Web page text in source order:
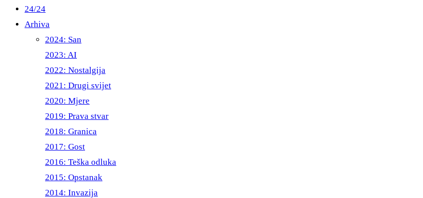
24/24
Arhiva
2024: San
2023: AI
2022: Nostalgija
2021: Drugi svijet
2020: Mjere
2019: Prava stvar
2018: Granica
2017: Gost
2016: Teška odluka
2015: Opstanak
2014: Invazija